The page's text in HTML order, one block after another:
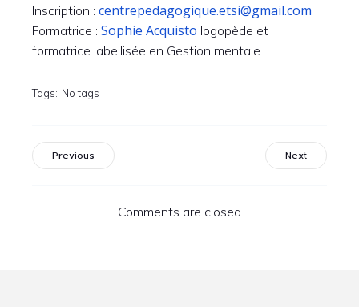
Inscription : centrepedagogique.etsi@gmail.com
Formatrice : Sophie Acquisto logopède et
formatrice labellisée en Gestion mentale
Tags: No tags
Previous Next
Comments are closed